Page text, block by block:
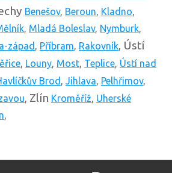
Benešov, Beroun, Kladno,
, Mladá Boleslav, Nymburk,
západ , Příbram, Rakovník, Ústí
, Louny, Most, Teplice, Ústí nad
Brod , Jihlava, Pelhřimov,
, Zlín Kroměříž, Uherské
,